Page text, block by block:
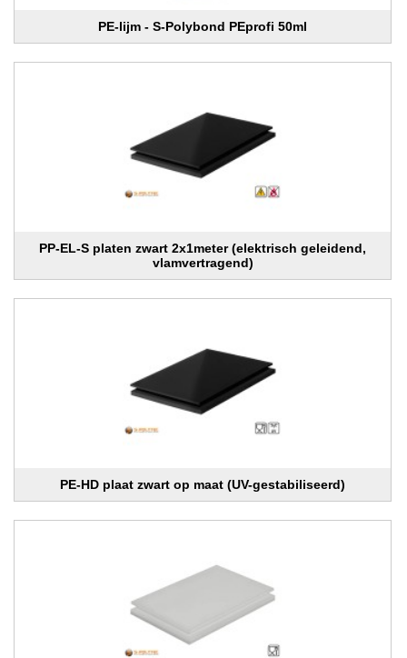
PE-lijm - S-Polybond PEprofi 50ml
PP-EL-S platen zwart 2x1meter (elektrisch geleidend,
vlamvertragend)
PE-HD plaat zwart op maat (UV-gestabiliseerd)